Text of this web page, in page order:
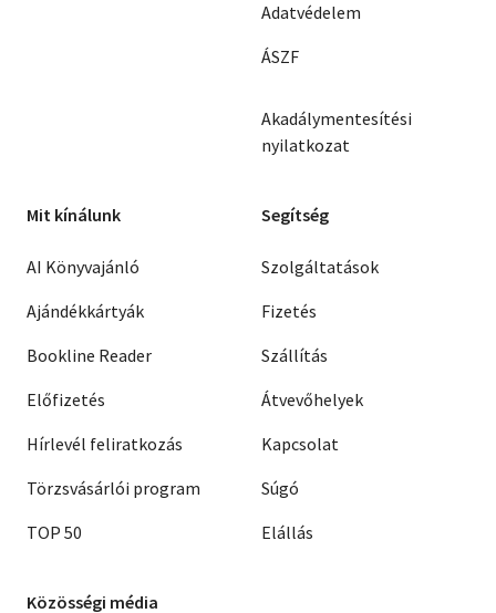
Adatvédelem
ÁSZF
Akadálymentesítési
nyilatkozat
Mit kínálunk
AI Könyvajánló
Ajándékkártyák
Bookline Reader
Előfizetés
Hírlevél feliratkozás
Törzsvásárlói program
TOP 50
Segítség
Szolgáltatások
Fizetés
Szállítás
Átvevőhelyek
Kapcsolat
Súgó
Elállás
Közösségi média